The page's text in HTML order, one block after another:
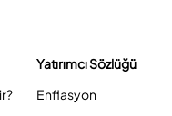
Yatırımcı Sözlüğü
Enflasyon